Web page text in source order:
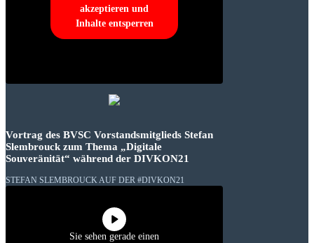
akzeptieren und
Inhalte entsperren
Vortrag des BVSC Vorstandsmitglieds Stefan
Slembrouck zum Thema „Digitale
Souveränität“ während der DIVKON21
STEFAN SLEMBROUCK AUF DER #DIVKON21
Sie sehen gerade einen